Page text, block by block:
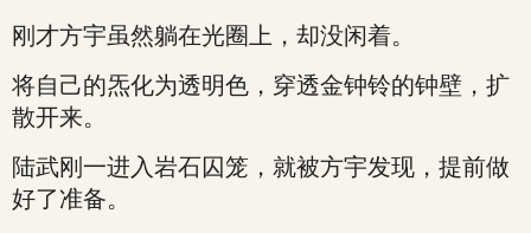
刚才方宇虽然躺在光圈上，却没闲着。
将自己的炁化为透明色，穿透金钟铃的钟壁，扩
散开来。
陆武刚一进入岩石囚笼，就被方宇发现，提前做
好了准备。